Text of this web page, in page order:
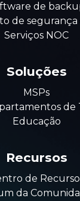
de
de segurança
Serviços NOC
Soluções
MSPs
de
Educação
Recursos
de
da